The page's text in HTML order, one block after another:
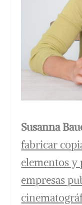
Susanna
fabricar
elementos y
empresas